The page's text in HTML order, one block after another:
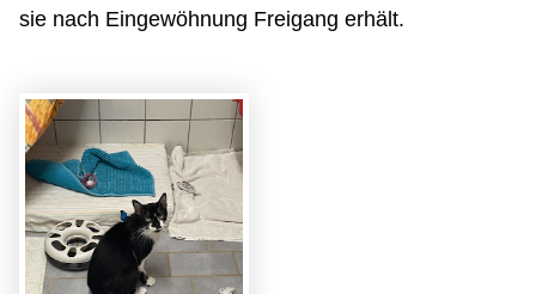
sie nach Eingewöhnung Freigang erhält.